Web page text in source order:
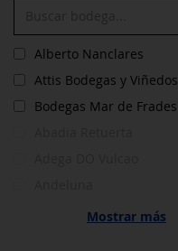
Alberto Nanclares
Attis Bodegas y Viñedos
Bodegas Mar de Frades
Mostrar más